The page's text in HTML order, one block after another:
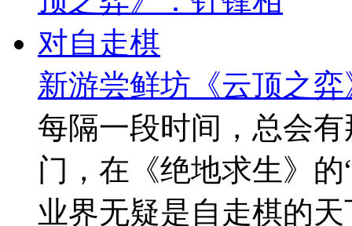
新游尝鲜坊《云顶之
每隔一段时间，总会
门，在《绝地求生》
业界无疑是自走棋的